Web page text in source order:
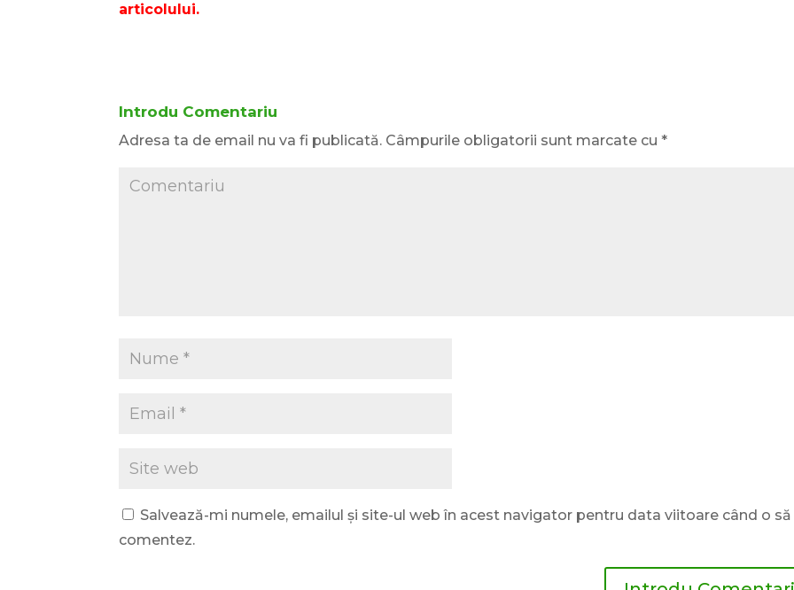
articolului.
Introdu Comentariu
Adresa ta de email nu va fi publicată. Câmpurile obligatorii sunt marcate cu*
Salvează-mi numele, emailul și site-ul web în acest navigator pentru data viitoare când o să
comentez.